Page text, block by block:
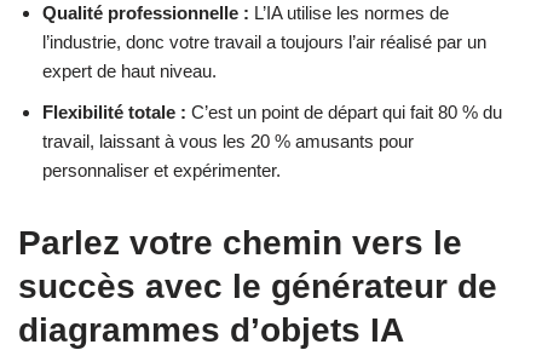
Qualité professionnelle : L’IA utilise les normes de
l’industrie, donc votre travail a toujours l’air réalisé par un
expert de haut niveau.
Flexibilité totale : C’est un point de départ qui fait 80 % du
travail, laissant à vous les 20 % amusants pour
personnaliser et expérimenter.
Parlez votre chemin vers le
succès avec le générateur de
diagrammes d’objets IA